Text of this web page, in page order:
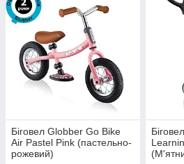
Біговел Globber Go Bike
Air Pastel Pink (пастельно-
рожевий)